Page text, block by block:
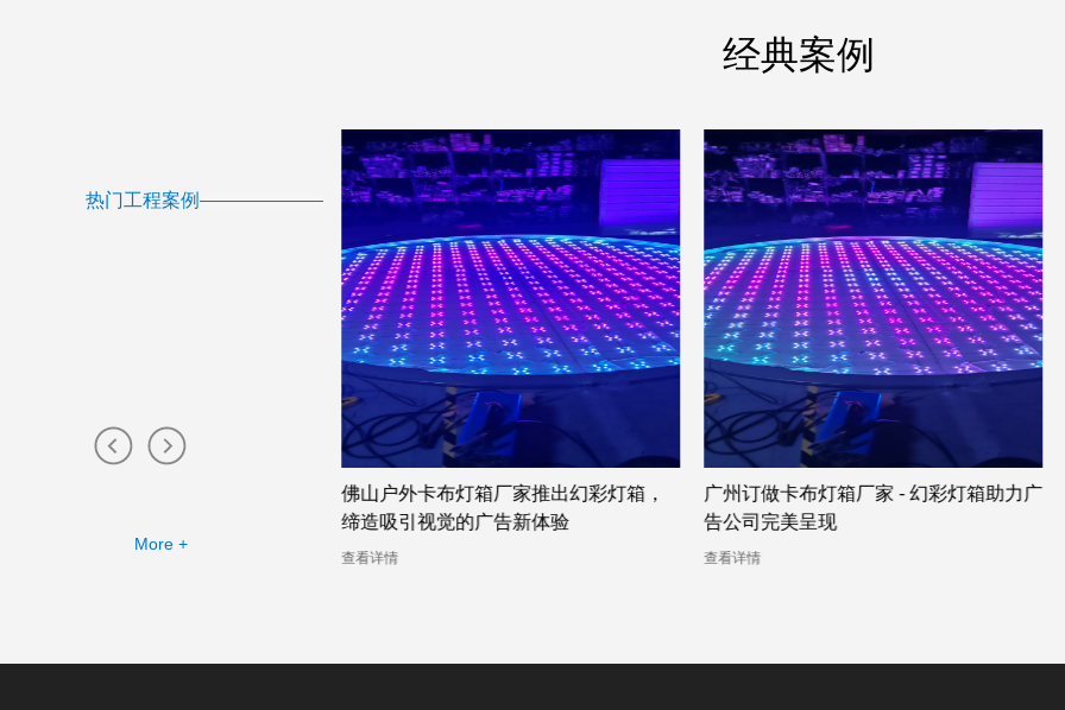
经典案例
热门工程案例
More +
佛山户外卡布灯箱厂家推出幻彩灯箱，
缔造吸引视觉的广告新体验
查看详情
广州订做卡布灯箱厂家 - 幻彩灯箱助力广
告公司完美呈现
查看详情